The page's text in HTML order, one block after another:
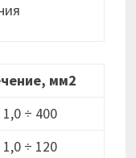
мм2
1,0 ÷ 400
1,0 ÷ 120